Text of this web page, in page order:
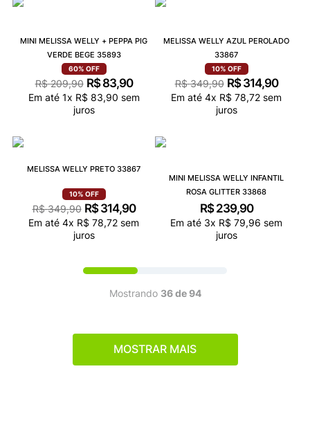
MINI MELISSA WELLY + PEPPA PIG
VERDE BEGE 35893
60% OFF
R$ 209,90 R$ 83,90
Em até 1x R$ 83,90 sem
juros
MELISSA WELLY AZUL PEROLADO
33867
10% OFF
R$ 349,90 R$ 314,90
Em até 4x R$ 78,72 sem
juros
MELISSA WELLY PRETO 33867
10% OFF
R$ 349,90 R$ 314,90
Em até 4x R$ 78,72 sem
juros
MINI MELISSA WELLY INFANTIL
ROSA GLITTER 33868
R$ 239,90
Em até 3x R$ 79,96 sem
juros
Mostrando 36 de 94
MOSTRAR MAIS